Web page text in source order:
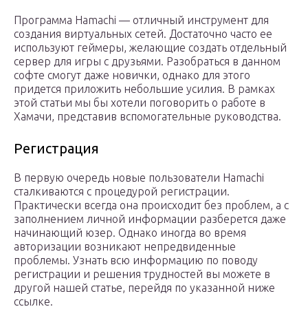
Программа Hamachi — отличный инструмент для
создания виртуальных сетей. Достаточно часто ее
используют геймеры, желающие создать отдельный
сервер для игры с друзьями. Разобраться в данном
софте смогут даже новички, однако для этого
придется приложить небольшие усилия. В рамках
этой статьи мы бы хотели поговорить о работе в
Хамачи, представив вспомогательные руководства.
Регистрация
В первую очередь новые пользователи Hamachi
сталкиваются с процедурой регистрации.
Практически всегда она происходит без проблем, а с
заполнением личной информации разберется даже
начинающий юзер. Однако иногда во время
авторизации возникают непредвиденные
проблемы. Узнать всю информацию по поводу
регистрации и решения трудностей вы можете в
другой нашей статье, перейдя по указанной ниже
ссылке.